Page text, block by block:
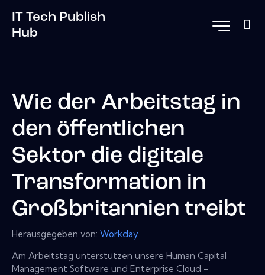
IT Tech Publish
Hub
Wie der Arbeitstag in
den öffentlichen
Sektor die digitale
Transformation in
Großbritannien treibt
Herausgegeben von: Workday
Am Arbeitstag unterstützen unsere Human Capital
Management Software und Enterprise Cloud -